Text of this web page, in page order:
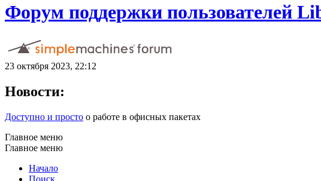
Форум поддержки пользователей
23 октября 2023, 22:12
Новости:
Доступно и просто о работе в офисных пакетах
Главное меню
Главное меню
Начало
Поиск